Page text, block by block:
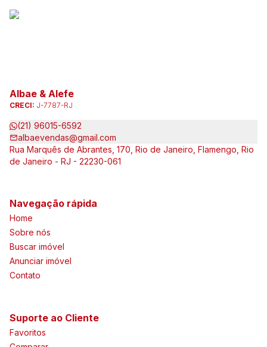
Albae & Alefe
CRECI: J-7787-RJ
(21) 96015-6592
albaevendas@gmail.com
Rua Marquês de Abrantes, 170, Rio de Janeiro, Flamengo, Rio
de Janeiro - RJ - 22230-061
Navegação rápida
Home
Sobre nós
Buscar imóvel
Anunciar imóvel
Contato
Suporte ao Cliente
Favoritos